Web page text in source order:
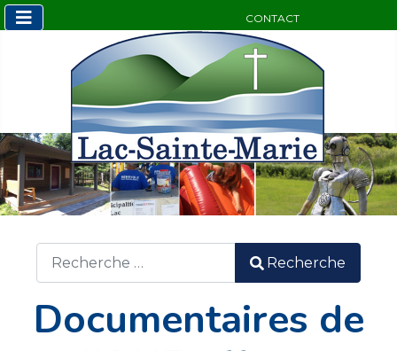
CONTACT
Sélectionnez
Recherche
Recherche
Documentaires de